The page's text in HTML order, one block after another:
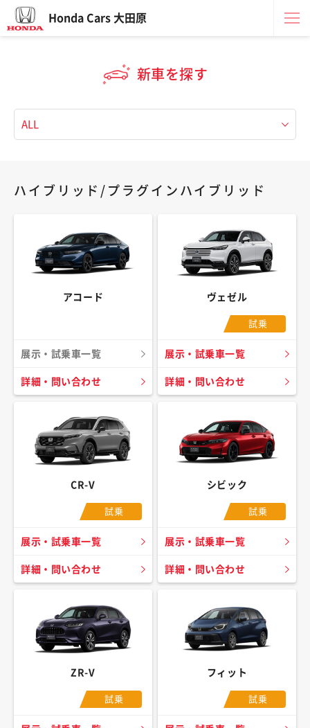
Honda Cars 大田原
新車を探す
ハイブリッド/プラグインハイブリッド
アコード
展示・試乗車一覧
詳細・問い合わせ
ヴェゼル
試乗
展示・試乗車一覧
詳細・問い合わせ
CR-V
試乗
展示・試乗車一覧
詳細・問い合わせ
シビック
試乗
展示・試乗車一覧
詳細・問い合わせ
ZR-V
試乗
フィット
試乗